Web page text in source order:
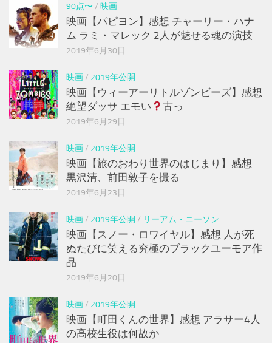
90点〜 / 映画
映画【パピヨン】感想 チャーリー・ハナ
ム ラミ・マレック 2人が魅せる魂の演技
2019年6月30日
映画/ 2019年公開
映画【ウィーアーリトルゾンビーズ】感想
絶望ダッサ エモい
古っ
2019年6月29日
映画/ 2019年公開
映画【旅のおわり世界のはじまり】感想
黒沢清、前田敦子を撮る
2019年6月23日
映画/ 2019年公開 / リーアム・ニーソン
映画【スノー・ロワイヤル】感想 人が死
ぬたびに笑える究極のブラックユーモア作
品
2019年6月20日
映画/ 2019年公開
映画【町田くんの世界】感想 アラサー4人
の高校生役は何故か